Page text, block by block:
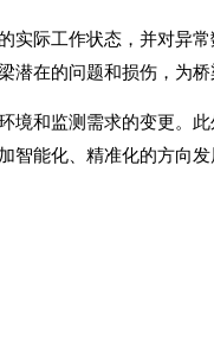
际工作状态，并对异
在的问题和损伤，为桥
和监测需求的变更。
智能化、精准化的方向发